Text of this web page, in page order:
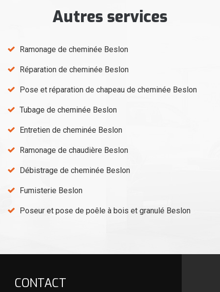
Autres services
Ramonage de cheminée Beslon
Réparation de cheminée Beslon
Pose et réparation de chapeau de cheminée Beslon
Tubage de cheminée Beslon
Entretien de cheminée Beslon
Ramonage de chaudière Beslon
Débistrage de cheminée Beslon
Fumisterie Beslon
Poseur et pose de poêle à bois et granulé Beslon
CONTACT